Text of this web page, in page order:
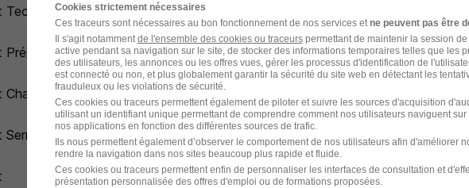
Technicien
Actual group Recrutement Grutier
Préparateur
Actual group Recrutement Ouvrier
d'abattoir
Chargé de la
Actual group Recrutement Assistant
comptable
Actual group Recrutement Mécanicien
industriel
Actual group Recrutement Opérateur
Cookies strictement nécessaires
Ces traceurs sont nécessaires au bon fonctionnement de nos services et ne peuvent pas être
Il s'agit notamment de l'ensemble des cookies ou traceurspermettant de maintenir la session
active pendant sa navigation sur le site, de stocker des informations temporaires telles que les
des utilisateurs, les annonces ou les offres vues, gérer les processus d'identification de
est connecté ou non, et plus globalement garantir la sécurité du site web en détectant les
frauduleux ou les violations de sécurité.
Ces cookies ou traceurs permettent également de piloter et suivre les sources d'acquisition
utilisant un identifiant unique permettant de comprendre comment nos utilisateurs naviguent sur
nos applications en fonction des différentes sources de trafic.
Ils nous permettent également d’observer le comportement de nos utilisateurs afin d'améliorer
rendre la navigation dans nos sites beaucoup plus rapide et fluide.
Ces cookies ou traceurs permettent enfin de personnaliser les interfaces de consultation et
présentation personnalisée des offres d'emploi ou de formations proposées.